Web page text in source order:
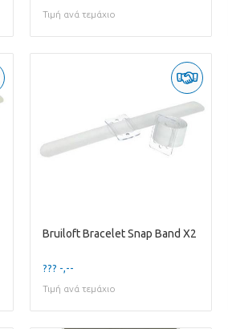
Τιμή ανά τεμάχιο
Bruiloft Bracelet Snap Band X2
??? -,--
Τιμή ανά τεμάχιο